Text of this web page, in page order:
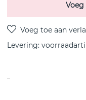
Levering: